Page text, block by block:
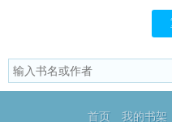
首页 我的书架